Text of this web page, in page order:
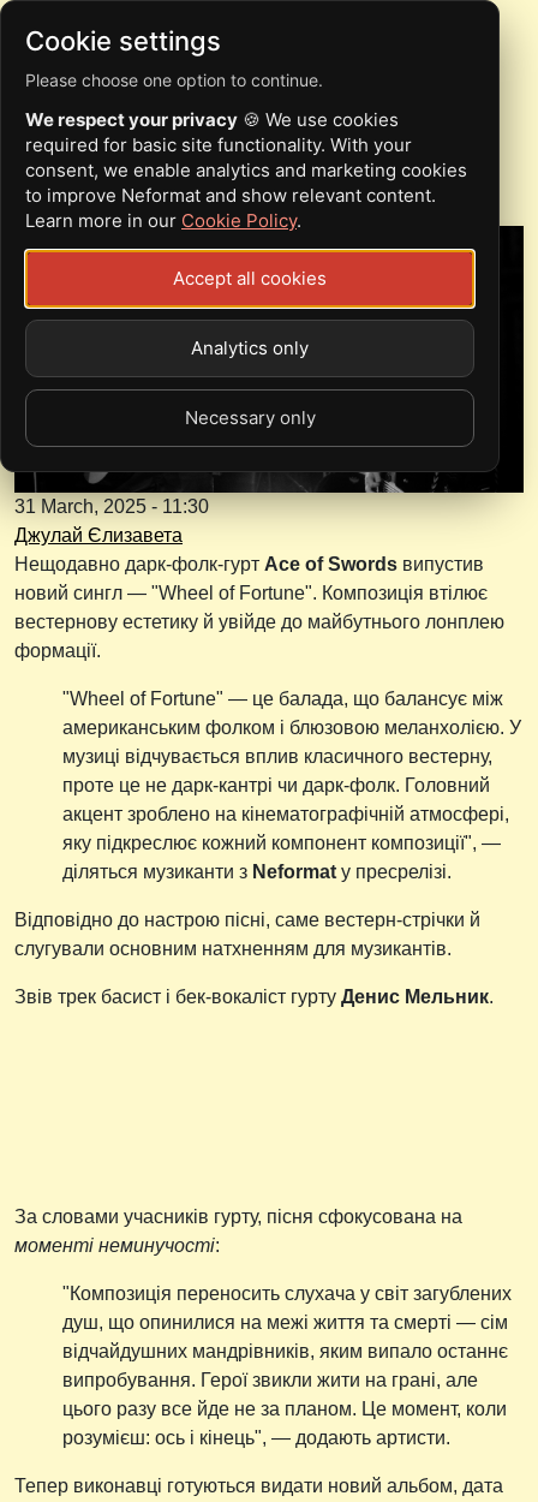
ACE OF SWORDS
ОПРИЛЮДНЮЄ БАЛАДУ
31 March, 2025 - 11:30
Джулай Єлизавета
Нещодавно дарк-фолк-гурт Ace of Swords випустив
новий сингл — "Wheel of Fortune". Композиція втілює
вестернову естетику й увійде до майбутнього лонплею
формації.
"Wheel of Fortune" — це балада, що балансує між
американським фолком і блюзовою меланхолією. У
музиці відчувається вплив класичного вестерну,
проте це не дарк-кантрі чи дарк-фолк. Головний
акцент зроблено на кінематографічній атмосфері,
яку підкреслює кожний компонент композиції", —
діляться музиканти з Neformat у пресрелізі.
Відповідно до настрою пісні, саме вестерн-стрічки й
слугували основним натхненням для музикантів.
Звів трек басист і бек-вокаліст гурту Денис Мельник.
За словами учасників гурту, пісня сфокусована на
моменті неминучості:
"Композиція переносить слухача у світ загублених
душ, що опинилися на межі життя та смерті — сім
відчайдушних мандрівників, яким випало останнє
випробування. Герої звикли жити на грані, але
цього разу все йде не за планом. Це момент, коли
розумієш: ось і кінець", — додають артисти.
Тепер виконавці готуються видати новий альбом, дата
Cookie settings
Please choose one option to continue.
We respect your privacy 🍪 We use cookies
required for basic site functionality. With your
consent, we enable analytics and marketing cookies
to improve Neformat and show relevant content.
Learn more in our Cookie Policy.
Accept all cookies
Analytics only
Necessary only